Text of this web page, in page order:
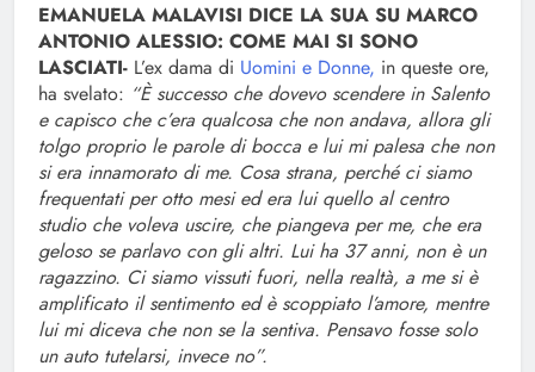
EMANUELA MALAVISI DICE LA SUA SU MARCO
ANTONIO ALESSIO: COME MAI SI SONO
LASCIATI- L’ex dama di Uomini e Donne, in queste ore,
ha svelato: “È successo che dovevo scendere in Salento
e capisco che c’era qualcosa che non andava, allora gli
tolgo proprio le parole di bocca e lui mi palesa che non
si era innamorato di me. Cosa strana, perché ci siamo
frequentati per otto mesi ed era lui quello al centro
studio che voleva uscire, che piangeva per me, che era
geloso se parlavo con gli altri. Lui ha 37 anni, non è un
ragazzino. Ci siamo vissuti fuori, nella realtà, a me si è
amplificato il sentimento ed è scoppiato l’amore, mentre
lui mi diceva che non se la sentiva. Pensavo fosse solo
un auto tutelarsi, invece no”.